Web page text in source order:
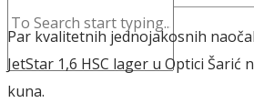
Par kvalitetnih jednojakosnih
JetStar 1,6 HSC lager u Optici Šarić
kuna.